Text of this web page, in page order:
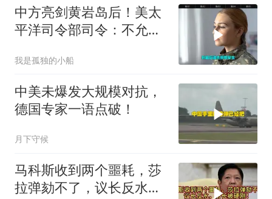
中方亮剑黄岩岛后！美太
平洋司令部司令：不允许
我是孤独的小船
中美未爆发大规模对抗，
德国专家一语点破！
月下守候
马科斯收到两个噩耗，莎
拉弹劾不了，议长反水，